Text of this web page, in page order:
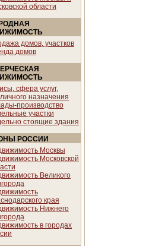
области
домов, участков
домов
сфера услуг,
назначения
производство
участки
стоящие здания
РОССИИ
Москвы
Московской
Великого
края
Нижнего
в городах